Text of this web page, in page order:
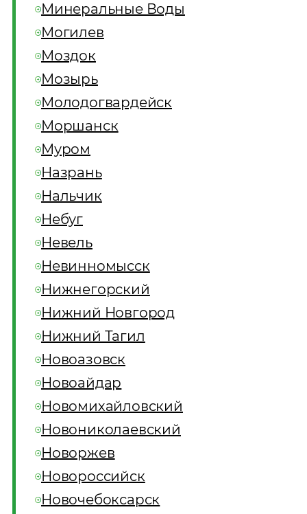
Минеральные Воды
Могилев
Моздок
Мозырь
Молодогвардейск
Моршанск
Муром
Назрань
Нальчик
Небуг
Невель
Невинномысск
Нижнегорский
Нижний Новгород
Нижний Тагил
Новоазовск
Новоайдар
Новомихайловский
Новониколаевский
Новоржев
Новороссийск
Новочебоксарск